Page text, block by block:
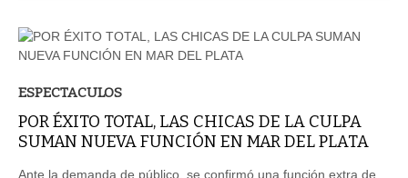
ESPECTACULOS
POR ÉXITO TOTAL, LAS CHICAS DE LA CULPA
SUMAN NUEVA FUNCIÓN EN MAR DEL PLATA
Ante la demanda de público, se confirmó una función extra de